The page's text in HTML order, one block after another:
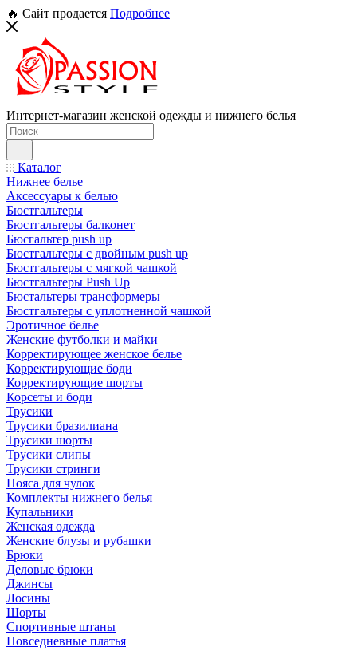
🔥 Сайт продается Подробнее
Интернет-магазин женской одежды и нижнего белья
Каталог
Нижнее белье
Аксессуары к белью
Бюстгальтеры
Бюстгальтеры балконет
Бюсгальтер push up
Бюстгальтеры с двойным push up
Бюстгальтеры с мягкой чашкой
Бюстгальтеры Push Up
Бюстальтеры трансформеры
Бюстгальтеры с уплотненной чашкой
Эротичное белье
Женские футболки и майки
Корректирующее женское белье
Корректирующие боди
Корректирующие шорты
Корсеты и боди
Трусики
Трусики бразилиана
Трусики шорты
Трусики слипы
Трусики стринги
Пояса для чулок
Комплекты нижнего белья
Купальники
Женская одежда
Женские блузы и рубашки
Брюки
Деловые брюки
Джинсы
Лосины
Шорты
Спортивные штаны
Повседневные платья